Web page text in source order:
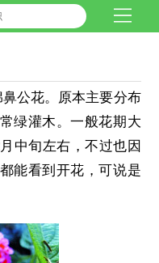
公花。原本主要分布
绿灌木。一般花期大
中旬左右，不过也因
能看到开花，可说是